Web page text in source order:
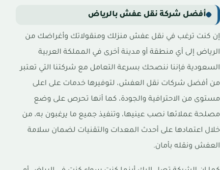
أفضل شركة نقل عفش بالرياض
إن كنت ترغب في نقل عفش منزلك ومنقولاتك وأغراضك من
الرياض إلى أي منطقة أو مدينة أخرى في المملكة العربية
السعودية فإننا ننصحك بسرعة التعامل مع شركتنا التي تعتبر
من أفضل شركات نقل العفش، لتوفيرها خدمات على اعلى
مستوى من الاحترافية والجودة، كما أنها تحرص على وضع
مصلحة عملائها نصب عينيها، وتنفيذ جميع ما يرغبون به، من
خلال اعتمادها على أحدث المعدات والتقنيات لضمان سلامة
العفش ونقله بأمان.